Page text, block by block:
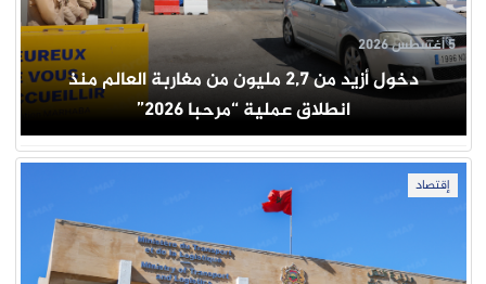
دخول أزيد من 2,7 مليون من مغاربة العالم منذ
انطلاق عملية “مرحبا 2026”
5 أغسطس 2026
إقتصاد